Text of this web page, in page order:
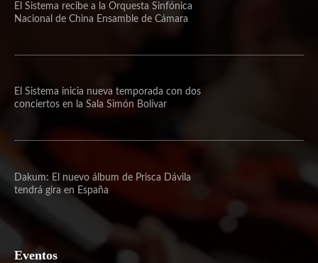
El Sistema recibe a la Orquesta Sinfónica
Nacional de China Ensamble de Cámara
El Sistema inicia nueva temporada con dos
conciertos en la Sala Simón Bolívar
Dakum: El nuevo álbum de Prisca Dávila
tendrá gira en España
Eventos